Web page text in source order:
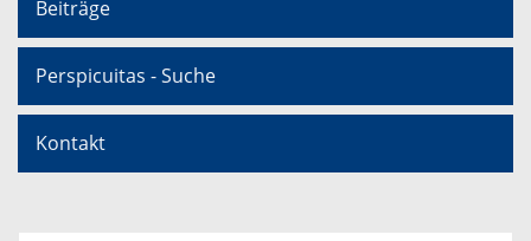
Beiträge
Perspicuitas - Suche
Kontakt